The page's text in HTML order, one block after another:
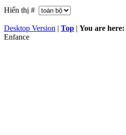
Hiển thị #
Desktop Version | Top | You are here:
Enfance